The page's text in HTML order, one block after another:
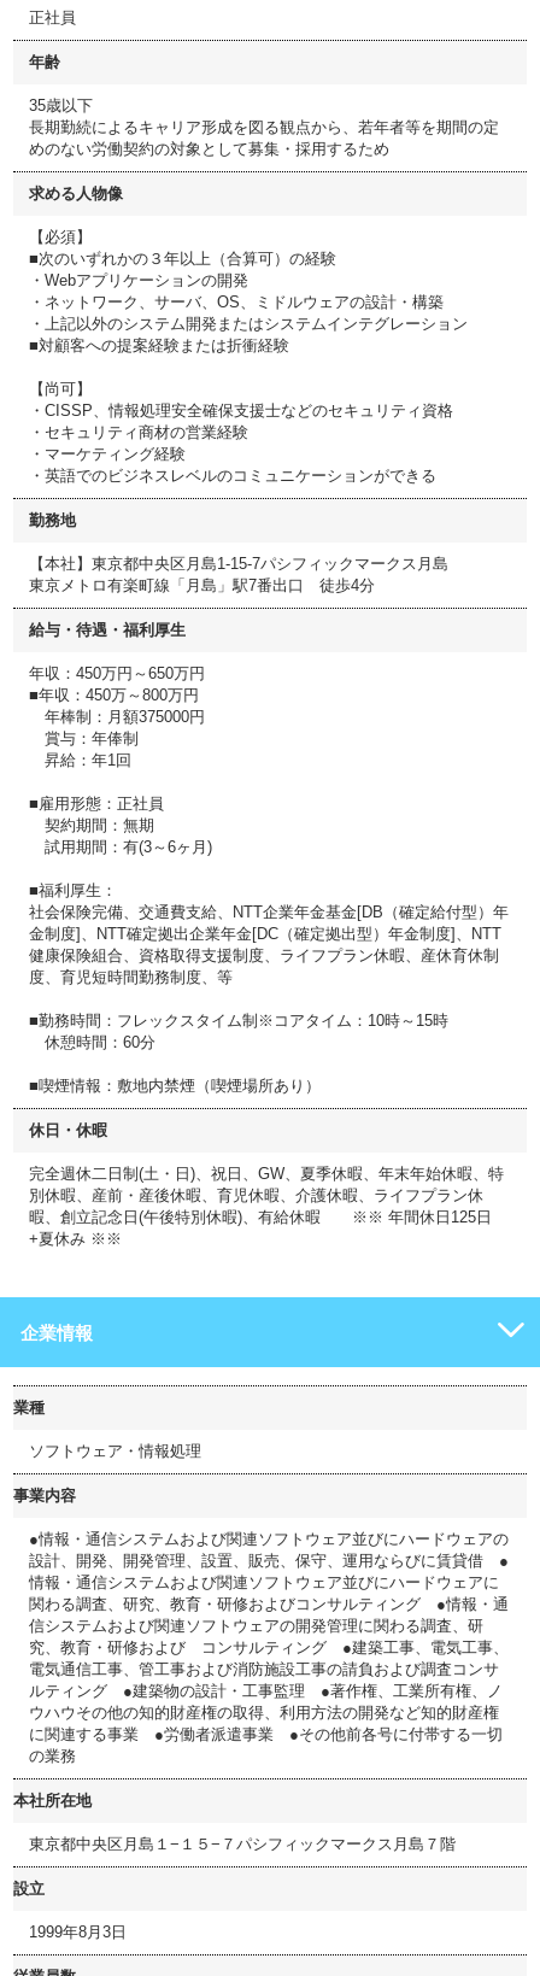
正社員
年齢
35歳以下
長期勤続によるキャリア形成を図る観点から、若年者等を期間の定
めのない労働契約の対象として募集・採用するため
求める人物像
【必須】
■次のいずれかの３年以上（合算可）の経験
・Webアプリケーションの開発
・ネットワーク、サーバ、OS、ミドルウェアの設計・構築
・上記以外のシステム開発またはシステムインテグレーション
■対顧客への提案経験または折衝経験
【尚可】
・CISSP、情報処理安全確保支援士などのセキュリティ資格
・セキュリティ商材の営業経験
・マーケティング経験
・英語でのビジネスレベルのコミュニケーションができる
勤務地
【本社】東京都中央区月島1-15-7パシフィックマークス月島
東京メトロ有楽町線「月島」駅7番出口 徒歩4分
給与・待遇・福利厚生
年収：450万円～650万円
■年収：450万～800万円
年棒制：月額375000円
賞与：年俸制
昇給：年1回
■雇用形態：正社員
契約期間：無期
試用期間：有(3～6ヶ月)
■福利厚生：
社会保険完備、交通費支給、NTT企業年金基金[DB（確定給付型）年
金制度]、NTT確定拠出企業年金[DC（確定拠出型）年金制度]、NTT
健康保険組合、資格取得支援制度、ライフプラン休暇、産休育休制
度、育児短時間勤務制度、等
■勤務時間：フレックスタイム制※コアタイム：10時～15時
休憩時間：60分
■喫煙情報：敷地内禁煙（喫煙場所あり）
休日・休暇
完全週休二日制(土・日)、祝日、GW、夏季休暇、年末年始休暇、特
別休暇、産前・産後休暇、育児休暇、介護休暇、ライフプラン休
暇、創立記念日(午後特別休暇)、有給休暇 ※※ 年間休日125日
+夏休み ※※
企業情報
業種
ソフトウェア・情報処理
事業内容
●情報・通信システムおよび関連ソフトウェア並びにハードウェアの
設計、開発、開発管理、設置、販売、保守、運用ならびに賃貸借 ●
情報・通信システムおよび関連ソフトウェア並びにハードウェアに
関わる調査、研究、教育・研修およびコンサルティング ●情報・通
信システムおよび関連ソフトウェアの開発管理に関わる調査、研
究、教育・研修および コンサルティング ●建築工事、電気工事、
電気通信工事、管工事および消防施設工事の請負および調査コンサ
ルティング ●建築物の設計・工事監理 ●著作権、工業所有権、ノ
ウハウその他の知的財産権の取得、利用方法の開発など知的財産権
に関連する事業 ●労働者派遣事業 ●その他前各号に付帯する一切
の業務
本社所在地
東京都中央区月島１−１５−７パシフィックマークス月島７階
設立
1999年8月3日